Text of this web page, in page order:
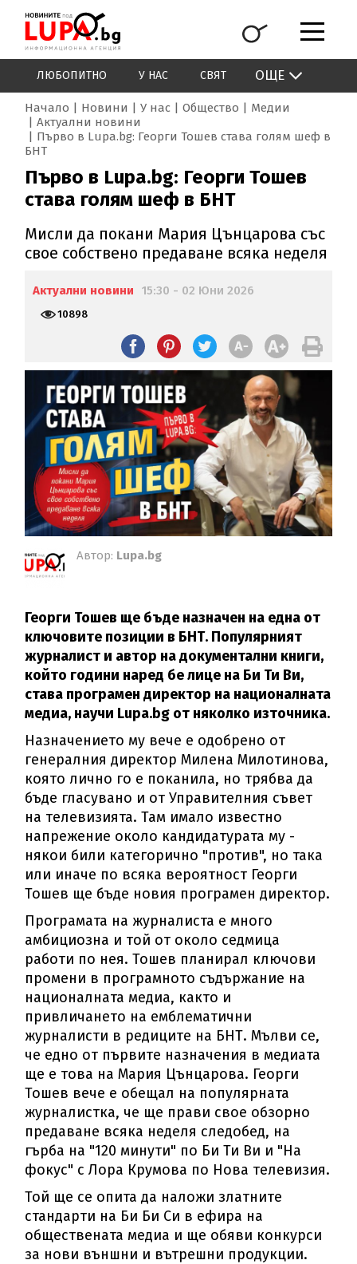
ЛЮБОПИТНО У НАС СВЯТ ОЩЕ
Начало Новини У нас Общество
Медии
Актуални новини
Първо в Lupa.bg: Георги Тошев става голям шеф в
БНТ
Първо в Lupa.bg: Георги Тошев
става голям шеф в БНТ
Мисли да покани Мария Цънцарова със
свое собствено предаване всяка неделя
Актуални новини 15:30 - 02 Юни 2026
10898
Автор: Lupa.bg
Георги Тошев ще бъде назначен на една от
ключовите позиции в БНТ. Популярният
журналист и автор на документални книги,
който години наред бе лице на Би Ти Ви,
става програмен директор на националната
медиа, научи Lupa.bg от няколко източника.
Назначението му вече е одобрено от
генералния директор Милена Милотинова,
която лично го е поканила, но трябва да
бъде гласувано и от Управителния съвет
на телевизията. Там имало известно
напрежение около кандидатурата му -
някои били категорично "против", но така
или иначе по всяка вероятност Георги
Тошев ще бъде новия програмен директор.
Програмата на журналиста е много
амбициозна и той от около седмица
работи по нея. Тошев планирал ключови
промени в програмното съдържание на
националната медиа, както и
привличането на емблематични
журналисти в редиците на БНТ. Мълви се,
че едно от първите назначения в медиата
ще е това на Мария Цънцарова. Георги
Тошев вече е обещал на популярната
журналистка, че ще прави свое обзорно
предаване всяка неделя следобед, на
гърба на "120 минути" по Би Ти Ви и "На
фокус" с Лора Крумова по Нова телевизия.
Той ще се опита да наложи златните
стандарти на Би Би Си в ефира на
обществената медиа и ще обяви конкурси
за нови външни и вътрешни продукции.